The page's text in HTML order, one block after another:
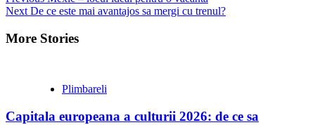
Reading
Next De ce este mai avantajos sa mergi cu trenul?
More Stories
Plimbareli
Capitala europeana a culturii 2026: de ce sa